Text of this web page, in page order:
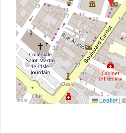
Leaflet |©